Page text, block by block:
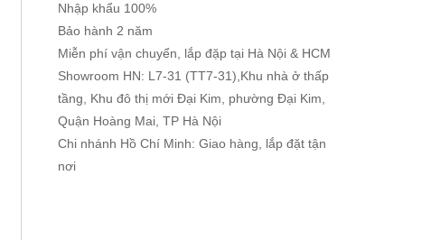
Nhập khẩu 100%
Bảo hành 2 năm
Miễn phí vận chuyển, lắp đặp tại Hà Nội & HCM
Showroom HN: L7-31 (TT7-31),Khu nhà ở thấp
tầng, Khu đô thị mới Đại Kim, phường Đại Kim,
Quận Hoàng Mai, TP Hà Nội
Chi nhánh Hồ Chí Minh: Giao hàng, lắp đặt tận
nơi